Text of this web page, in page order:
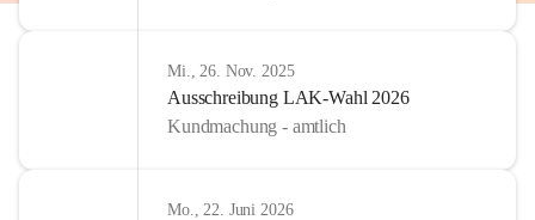
Mi., 26. Nov. 2025
Ausschreibung LAK-Wahl 2026
Kundmachung - amtlich
Mo., 22. Juni 2026